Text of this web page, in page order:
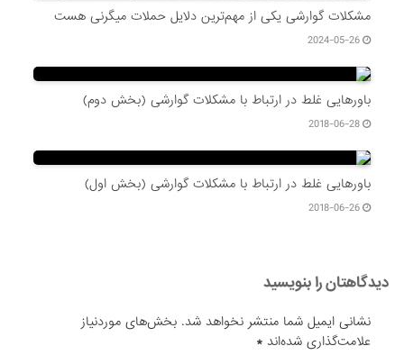
مشکلات گوارشی یکی از مهم‌ترین دلایل حملات میگرنی هست
2024-05-26
باورهایی غلط در ارتباط با مشکلات گوارشی (بخش دوم)
2018-06-28
باورهایی غلط در ارتباط با مشکلات گوارشی (بخش اول)
2018-06-26
دیدگاهتان را بنویسید
نشانی ایمیل شما منتشر نخواهد شد. بخش‌های موردنیاز
علامت‌گذاری شده‌اند*